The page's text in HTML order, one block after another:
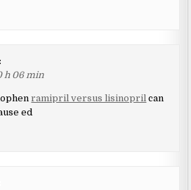
h 06 min
ramipril versus lisinopril can
ed